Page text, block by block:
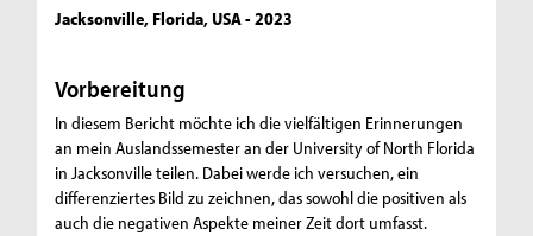
Jacksonville, Florida, USA - 2023
Vorbereitung
In diesem Bericht möchte ich die vielfältigen Erinnerungen
an mein Auslandssemester an der University of North Florida
in Jacksonville teilen. Dabei werde ich versuchen, ein
differenziertes Bild zu zeichnen, das sowohl die positiven als
auch die negativen Aspekte meiner Zeit dort umfasst.